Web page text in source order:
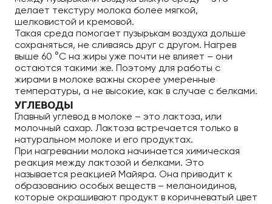
делает текстуру молока более мягкой,
шелковистой и кремовой.
Такая среда помогает пузырькам воздуха дольше
сохраняться, не сливаясь друг с другом. Нагрев
выше 60 °C на жиры уже почти не влияет – они
остаются такими же. Поэтому для работы с
жирами в молоке важны скорее умеренные
температуры, а не высокие, как в случае с белками.
УГЛЕВОДЫ
Главный углевод в молоке – это лактоза, или
молочный сахар. Лактоза встречается только в
натуральном молоке и его продуктах.
При нагревании молока начинается химическая
реакция между лактозой и белками. Это
называется реакцией Майяра. Она приводит к
образованию особых веществ – меланоидинов,
которые окрашивают продукт в коричневатый цвет